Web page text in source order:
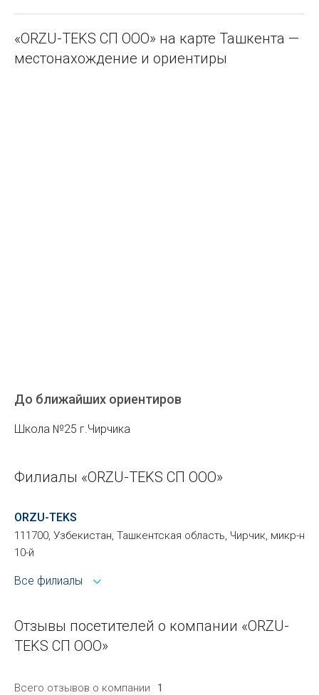
«ORZU-TEKS СП ООО» на карте Ташкента —
местонахождение и ориентиры
До ближайших ориентиров
Школа №25 г.Чирчика
Филиалы «ORZU-TEKS СП ООО»
ORZU-TEKS
111700, Узбекистан, Ташкентская область, Чирчик, микр-н
10-й
Все филиалы
Отзывы посетителей о компании «ORZU-
TEKS СП ООО»
Всего отзывов о компании 1